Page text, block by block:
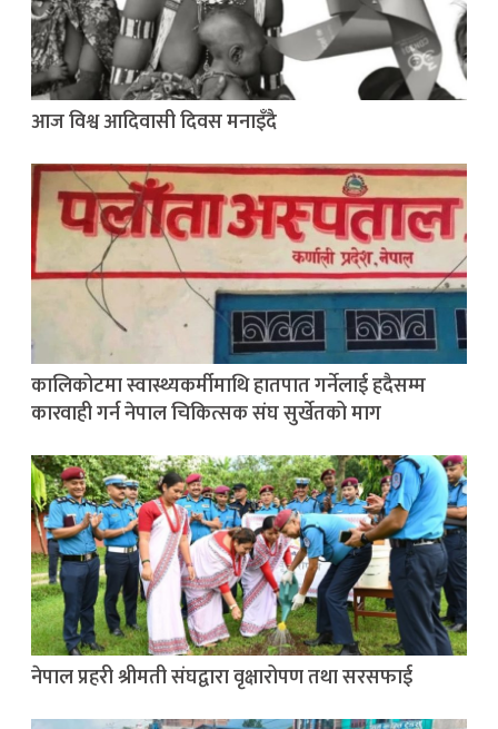
आज विश्व आदिवासी दिवस मनाइँदै
कालिकोटमा स्वास्थ्यकर्मीमाथि हातपात गर्नेलाई हदैसम्म
कारवाही गर्न नेपाल चिकित्सक संघ सुर्खेतको माग
नेपाल प्रहरी श्रीमती संघद्वारा वृक्षारोपण तथा सरसफाई